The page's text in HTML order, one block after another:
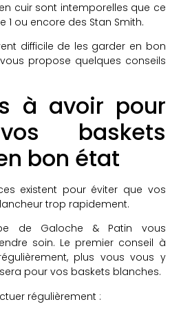
cuir sont intemporelles que ce
1 ou encore des Stan Smith.
difficile de les garder en bon
propose quelques conseils
à avoir pour
baskets
bon état
existent pour éviter que vos
trop rapidement.
de Galoche & Patin vous
soin. Le premier conseil à
plus vous vous y
pour vos baskets blanches.
régulièrement :